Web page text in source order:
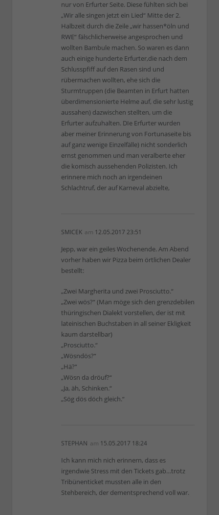
nur von Erfurter Seite. Diese fühlten sich bei
„Wir alle singen jetzt ein Lied“ Mitte der 2.
Halbzeit durch die Zeile „wir hassen*öln und
RWE“ fälschlicherweise angesprochen und
wollten Bambule machen. So waren es dann
auch einige hunderte Erfurter,die nach dem
Schlusspfiff auf den Rasen sind und
rübermachen wollten, ehe sich die
Sturmtruppen (die Beamten in Erfurt hatten
überdimensionierte Helme auf, die sehr lustig
aussahen) dazwischen stellten, um die
Erfurter aufzuhalten. DIe Erfurter wurden
aber meiner Erinnerung von Fortunaseite bis
auf ganz wenige Einzelfälle) nicht sonderlich
ernst genommen und man veralberte eher
die komisch aussehenden Polizisten. Ich
erinnere mich noch an irgendeinen
Schlachtruf, der auf Karneval abzielte,
SMICEK am 12.05.2017 23:51
Jepp, war ein geiles Wochenende. Am Abend
vorher haben wir Pizza beim örtlichen Dealer
bestellt:
„Zwei Margherita und zwei Prosciutto.“
„Zwei wös?“ (Man möge sich den grenzdebilen
thüringischen Dialekt vorstellen, der ist mit
lateinischen Buchstaben in all seiner Ekligkeit
kaum darstellbar)
„Prosciutto.“
„Wösndös?“
„Hä?“
„Wösn da dröuf?“
„Ja, äh, Schinken.“
„Sög dös döch gleich.“
STEPHAN am 15.05.2017 18:24
Ich kann mich nich erinnern, dass es
irgendwie Stress mit den Tickets gab…trotz
Tribünenticket mussten alle in den
Stehbereich, der dementsprechend voll war.